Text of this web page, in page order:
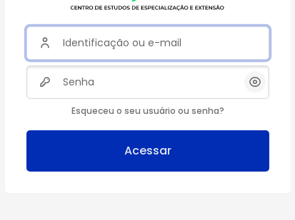
Identificação ou e-mail
Senha
Esqueceu o seu usuário ou senha?
Acessar